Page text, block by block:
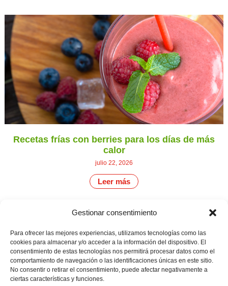
Gestionar consentimiento
Para ofrecer las mejores experiencias, utilizamos tecnologías como las
cookies para almacenar y/o acceder a la información del dispositivo. El
consentimiento de estas tecnologías nos permitirá procesar datos como el
comportamiento de navegación o las identificaciones únicas en este sitio.
No consentir o retirar el consentimiento, puede afectar negativamente a
ciertas características y funciones.
Recetas frías con berries para los días de más
calor
julio 22, 2026
Leer más
Productores
de
fresas,
frambuesas,
arándanos
y
Camino de
Montemayor s/n
21800 Moguer.
Huelva ESPAÑA.
info@cunadeplatero.com
Aviso legal
Política de
privacidad
Canal de denuncias